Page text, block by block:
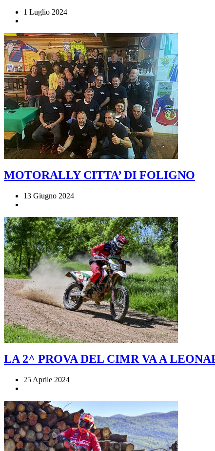
1 Luglio 2024
MOTORALLY CITTA’ DI FOLIGNO
13 Giugno 2024
LA 2^ PROVA DEL CIMR VA A
25 Aprile 2024